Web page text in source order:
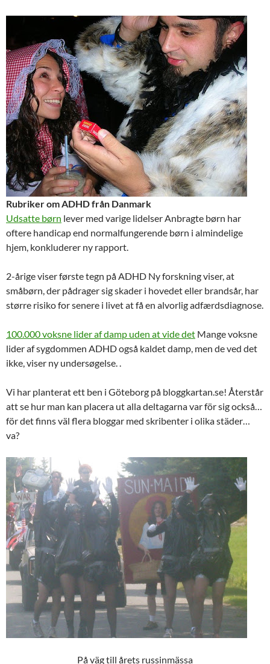
Rubriker om ADHD från Danmark
Udsatte børn lever med varige lidelser Anbragte børn har
oftere handicap end normalfungerende børn i almindelige
hjem, konkluderer ny rapport.
2-årige viser første tegn på ADHD Ny forskning viser, at
småbørn, der pådrager sig skader i hovedet eller brandsår, har
større risiko for senere i livet at få en alvorlig adfærdsdiagnose.
100.000 voksne lider af damp uden at vide det Mange voksne
lider af sygdommen ADHD også kaldet damp, men de ved det
ikke, viser ny undersøgelse. .
Vi har planterat ett ben i Göteborg på bloggkartan.se! Återstår
att se hur man kan placera ut alla deltagarna var för sig också…
för det finns väl flera bloggar med skribenter i olika städer…
va?
På väg till årets russinmässa